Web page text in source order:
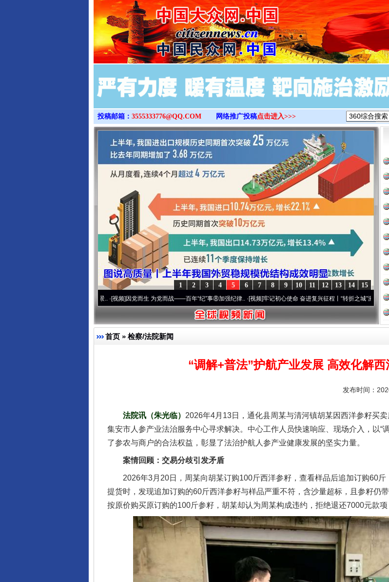
>
投稿邮箱： 3555333776@QQ.COM 网络推广投稿点击进入>>>
15
14
13
12
11
10
9
8
7
6
5
4
3
2
1
因党而生 为党而战——百年“纪”事⑧加强纪律..·[视频]牢记初心使命 奋进复兴征程丨“转折之城”激荡..·[视频]牢记初心
首页 » 检察/法院新闻
“调解+普法”护航产业发展 高效化解
发布时间：
法院讯（朱光临） 2026年4月13日，通化县周某与清河镇胡某因西洋参籽买
集安市人参产业法治服务中心寻求解决。中心工作人员快速响应、现场介入，以“
了参农与商户的合法权益，彰显了法治护航人参产业健康发展的坚实力量。
案情回顾：交易分歧引发矛盾
2026年3月20日，周某向胡某订购100斤西洋参籽，查看样品后追加订购60斤
提货时，发现追加订购的60斤西洋参籽与样品严重不符，含沙量超标，且参籽仍
按原价购买原订购的100斤参籽，胡某却认为周某构成违约，拒绝退还7000元款项